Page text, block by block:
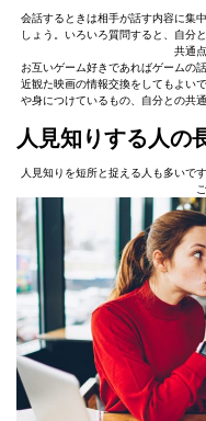
会話するときは相手が話す内容に集
しょう。いろいろ質問すると、自分
共通
お互いゲーム好きであればゲームの
近観た映画の情報交換をしてもよい
や身につけているもの、自分との共
人見知りする人の
人見知りを短所と捉える人も多いで